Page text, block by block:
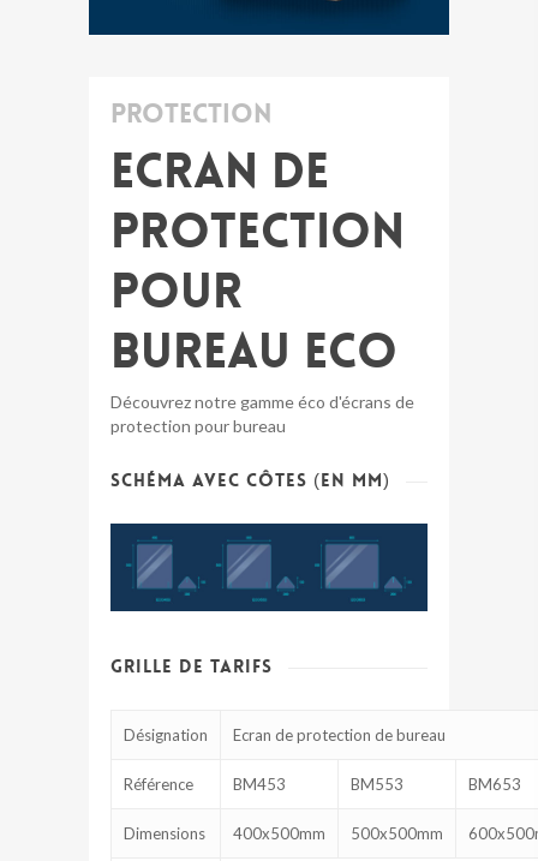
Protection
Ecran de
protection
pour
bureau ECO
Découvrez notre gamme éco d'écrans de
protection pour bureau
Schéma avec côtes (en mm)
GRILLE DE TARIFS
Désignation Ecran de protection de bureau
Référence BM453 BM553 BM653
Dimensions 400x500mm 500x500mm